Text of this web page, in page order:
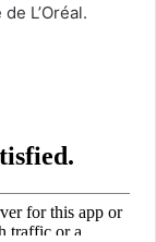
L’Oréal.